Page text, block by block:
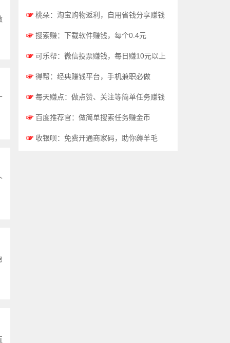
☞ 桃朵：淘宝购物返利，自用省钱分享赚钱
☞ 搜索赚：下载软件赚钱，每个0.4元
☞ 可乐帮：微信投票赚钱，每日赚10元以上
☞ 得帮：经典赚钱平台，手机兼职必做
☞ 每天赚点：做点赞、关注等简单任务赚钱
☞ 百度推荐官：做简单搜索任务赚金币
☞ 收银呗：免费开通商家码，助你薅羊毛